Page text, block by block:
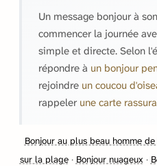
Un message bonjour à
commencer la journée
simple et directe. Selon
répondre à un bonjour
rejoindre un coucou
rappeler une carte
Bonjour au plus beau homme
sur la plage· Bonjour nuageux·